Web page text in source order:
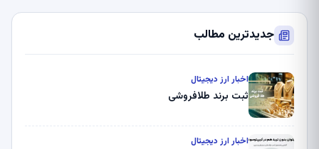
جدیدترین مطالب
اخبار ارز دیجیتال
ثبت برند طلافروشی
اخبار ارز دیجیتال